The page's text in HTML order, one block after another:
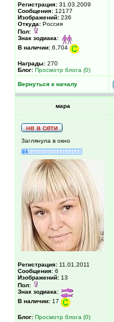
Регистрация: 31.03.2009
Сообщения: 12177
Изображений: 236
Откуда: Россия
Пол:
Знак зодиака:
В наличии: 6,704
Награды: 270
Блог: Просмотр блога (0)
Вернуться к началу
мара
Заглянула в окно
Регистрация: 11.01.2011
Сообщения: 6
Изображений: 13
Пол:
Знак зодиака:
В наличии: 17
Блог: Просмотр блога (0)